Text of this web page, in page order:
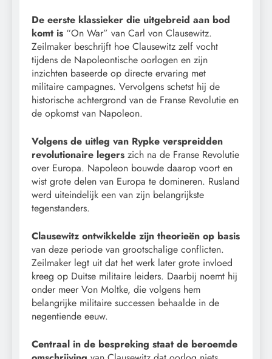
De eerste klassieker die uitgebreid aan bod
komt is “On War” van Carl von Clausewitz.
Zeilmaker beschrijft hoe Clausewitz zelf vocht
tijdens de Napoleontische oorlogen en zijn
inzichten baseerde op directe ervaring met
militaire campagnes. Vervolgens schetst hij de
historische achtergrond van de Franse Revolutie en
de opkomst van Napoleon.
Volgens de uitleg van Rypke verspreidden
revolutionaire legers zich na de Franse Revolutie
over Europa. Napoleon bouwde daarop voort en
wist grote delen van Europa te domineren. Rusland
werd uiteindelijk een van zijn belangrijkste
tegenstanders.
Clausewitz ontwikkelde zijn theorieën op basis
van deze periode van grootschalige conflicten.
Zeilmaker legt uit dat het werk later grote invloed
kreeg op Duitse militaire leiders. Daarbij noemt hij
onder meer Von Moltke, die volgens hem
belangrijke militaire successen behaalde in de
negentiende eeuw.
Centraal in de bespreking staat de beroemde